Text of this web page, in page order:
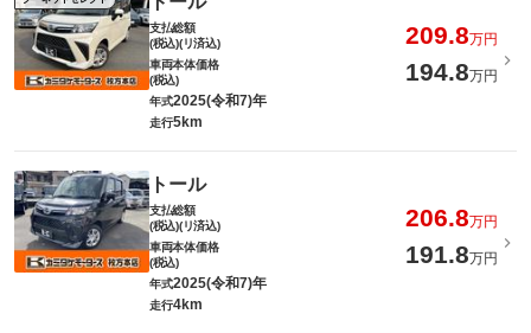
支払総額
(税込)(リ済込)
209.8万円
車両本体価格
(税込)
194.8万円
年式2025(令和7)年
走行5km
トール
支払総額
(税込)(リ済込)
206.8万円
車両本体価格
(税込)
191.8万円
年式2025(令和7)年
走行4km